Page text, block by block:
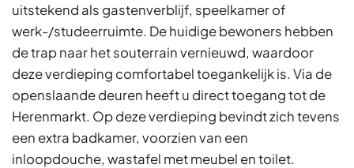
uitstekend als gastenverblijf, speelkamer of
werk-/studeerruimte. De huidige bewoners hebben
de trap naar het souterrain vernieuwd, waardoor
deze verdieping comfortabel toegankelijk is. Via de
openslaande deuren heeft u direct toegang tot de
Herenmarkt. Op deze verdieping bevindt zich tevens
een extra badkamer, voorzien van een
inloopdouche, wastafel met meubel en toilet.